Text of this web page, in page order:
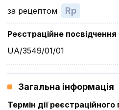
за рецептом
Rp
Реєстраційне посвідчення
UA/3549/01/01
Загальна інформація
Термін дії реєстраційного